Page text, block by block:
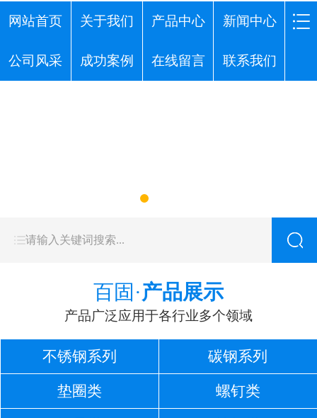
网站首页 关于我们 产品中心 新闻中心
公司风采 成功案例 在线留言 联系我们
百固·产品展示
产品广泛应用于各行业多个领域
不锈钢系列 碳钢系列
垫圈类 螺钉类